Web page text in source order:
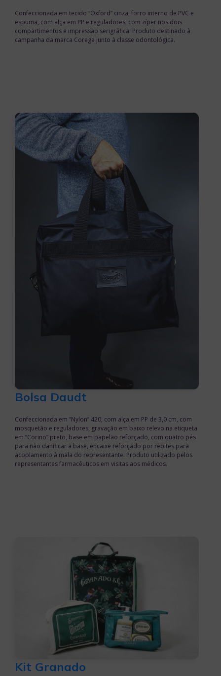
Confeccionada em tecido “Oxford” cinza, forro interno de PVC e
espuma, com alça em PP e reguladores, com zíper nos dois
compartimentos e impressão serigráfica. Produto destinado à
campanha da marca Corega junto à classe odontológica.
Bolsa Daudt
Confeccionada em “Nylon” 420, com alça em PP de 3,0 cm, com
mosquetão e reguladores, gravação em baixo relevo na etiqueta
em “Corino” preto, base em papelão reforçado, com quatro pés
para não danificar a base, encaixe reforçado por rebites para
acoplamento à mala do representante. Produto utilizado pelos
representantes farmacêuticos em visitas aos médicos.
Kit Granado